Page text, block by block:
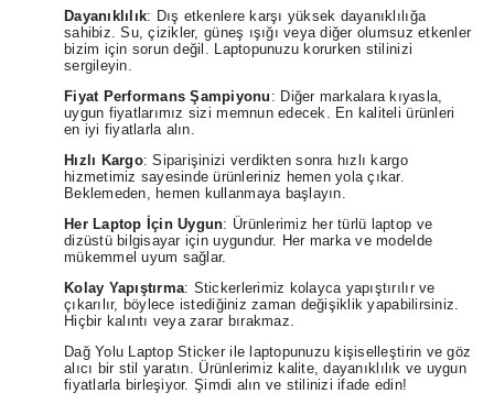
Dayanıklılık: Dış etkenlere karşı yüksek dayanıklılığa
sahibiz. Su, çizikler, güneş ışığı veya diğer olumsuz etkenler
bizim için sorun değil. Laptopunuzu korurken stilinizi
sergileyin.
Fiyat Performans Şampiyonu : Diğer markalara kıyasla,
uygun fiyatlarımız sizi memnun edecek. En kaliteli ürünleri
en iyi fiyatlarla alın.
Hızlı Kargo: Siparişinizi verdikten sonra hızlı kargo
hizmetimiz sayesinde ürünleriniz hemen yola çıkar.
Beklemeden, hemen kullanmaya başlayın.
Her Laptop İçin Uygun: Ürünlerimiz her türlü laptop ve
dizüstü bilgisayar için uygundur. Her marka ve modelde
mükemmel uyum sağlar.
Kolay Yapıştırma: Stickerlerimiz kolayca yapıştırılır ve
çıkarılır, böylece istediğiniz zaman değişiklik yapabilirsiniz.
Hiçbir kalıntı veya zarar bırakmaz.
Dağ Yolu Laptop Sticker ile laptopunuzu kişiselleştirin ve göz
alıcı bir stil yaratın. Ürünlerimiz kalite, dayanıklılık ve uygun
fiyatlarla birleşiyor. Şimdi alın ve stilinizi ifade edin!